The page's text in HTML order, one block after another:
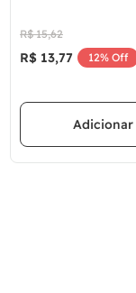
R$ 15,62
R$ 13,77 12% Off
Adicionar